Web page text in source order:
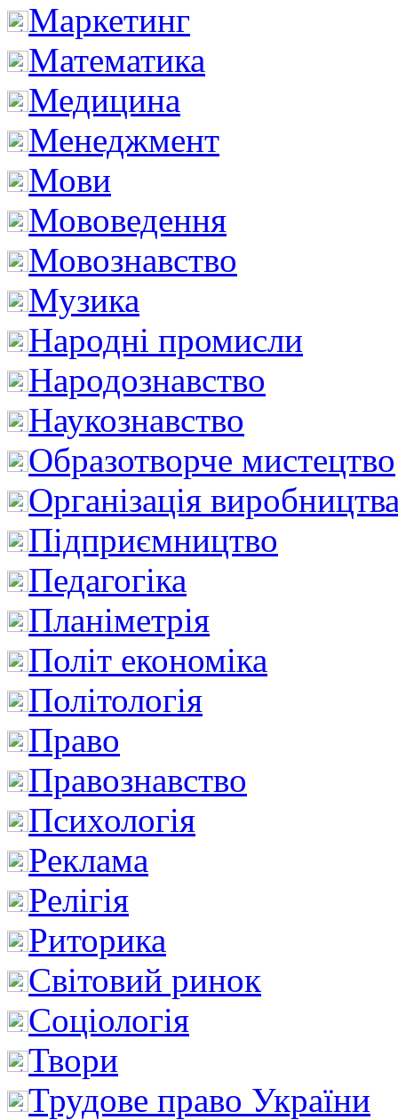
Маркетинг
Математика
Медицина
Менеджмент
Мови
Мововедення
Мовознавство
Музика
Народні промисли
Народознавство
Наукознавство
Образотворче мистецтво
Організація
Підприємництво
Педагогіка
Планіметрія
Політ економіка
Політологія
Право
Правознавство
Психологія
Реклама
Релігія
Риторика
Світовий ринок
Соціологія
Твори
Трудове право України